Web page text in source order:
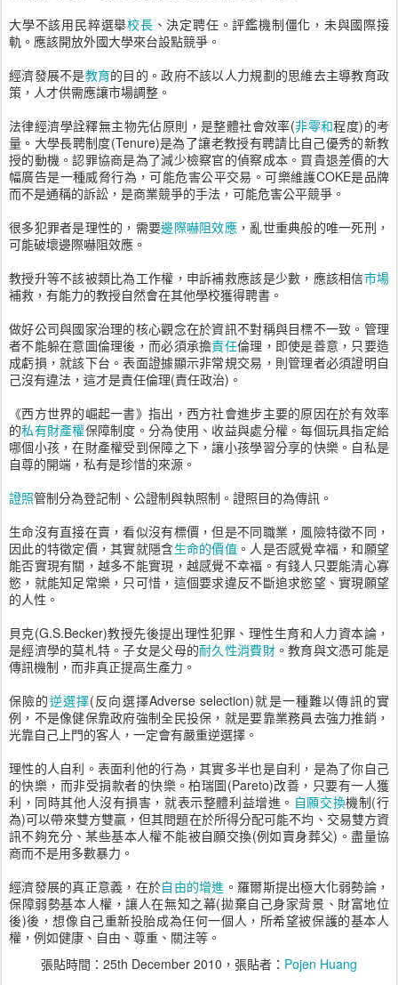
大學不該用民粹選舉校長 、決定聘任。評鑑機制僵化，未與國際接
軌。應該開放外國大學來台設點競爭。
經濟發展不是教育的目的。政府不該以人力規劃的思維去主導教育政
策，人才供需應讓市場調整。
法律經濟學詮釋無主物先佔原則，是整體社會效率(非零和程度)的考
量。大學長聘制度(Tenure)是為了讓老教授有聘請比自己優秀的新教
授的動機。認罪協商是為了減少檢察官的偵察成本。買貴退差價的大
幅廣告是一種威脅行為，可能危害公平交易。可樂維護COKE是品牌
而不是通稱的訴訟，是商業競爭的手法，可能危害公平競爭。
很多犯罪者是理性的，需要邊際嚇阻效應，亂世重典般的唯一死刑，
可能破壞邊際嚇阻效應。
教授升等不該被類比為工作權，申訴補救應該是少數，應該相信市場
補救，有能力的教授自然會在其他學校獲得聘書。
做好公司與國家治理的核心觀念在於資訊不對稱與目標不一致。管理
者不能躲在意圖倫理後，而必須承擔責任倫理，即使是善意，只要造
成虧損，就該下台。表面證據顯示非常規交易，則管理者必須證明自
己沒有違法，這才是責任倫理(責任政治)。
《西方世界的崛起一書》指出，西方社會進步主要的原因在於有效率
的私有財產權保障制度。分為使用、收益與處分權。每個玩具指定給
哪個小孩，在財產權受到保障之下，讓小孩學習分享的快樂。自私是
自尊的開端，私有是珍惜的來源。
證照管制分為登記制、公證制與執照制。證照目的為傳訊。
生命沒有直接在賣，看似沒有標價，但是不同職業，風險特徵不同，
因此的特徵定價，其實就隱含生命的價值 。人是否感覺幸福，和願望
能否實現有關，越多不能實現，越感覺不幸福。有錢人只要能清心寡
慾，就能知足常樂，只可惜，這個要求違反不斷追求慾望、實現願望
的人性。
貝克(G.S.Becker)教授先後提出理性犯罪、理性生育和人力資本論，
是經濟學的莫札特。子女是父母的耐久性消費財。教育與文憑可能是
傳訊機制，而非真正提高生產力。
保險的逆選擇(反向選擇Adverse selection)就是一種難以傳訊的實
例，不是像健保靠政府強制全民投保，就是要靠業務員去強力推銷，
光靠自己上門的客人，一定會有嚴重逆選擇。
理性的人自利。表面利他的行為，其實多半也是自利，是為了你自己
的快樂，而非受捐款者的快樂。柏瑞圖(Pareto)改善，只要有一人獲
利，同時其他人沒有損害，就表示整體利益增進。 自願交換機制(行
為)可以帶來雙方雙贏，但其問題在於所得分配可能不均、交易雙方資
訊不夠充分、某些基本人權不能被自願交換(例如賣身葬父)。盡量協
商而不是用多數暴力。
經濟發展的真正意義，在於自由的增進 。羅爾斯提出極大化弱勢論，
保障弱勢基本人權，讓人在無知之幕(拋棄自己身家背景、財富地位
後)後，想像自己重新投胎成為任何一個人，所希望被保護的基本人
權，例如健康、自由、尊重、關注等。
張貼時間： 25th December 2010 ，張貼者： Pojen Huang